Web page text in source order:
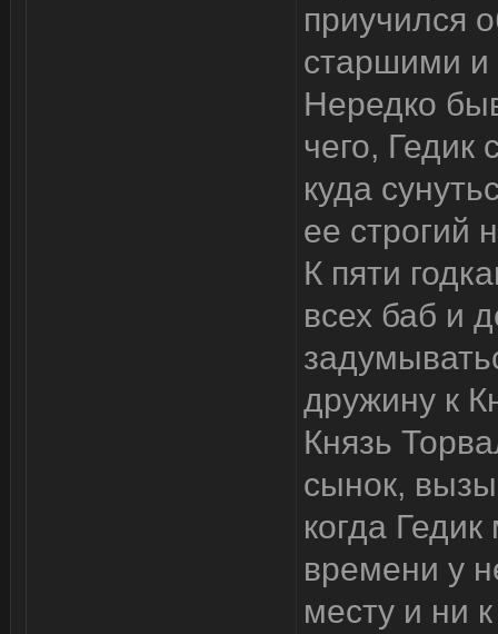
приучился
старшими и
Нередко
чего, Гедик
куда
ее строгий
К пяти
всех баб и
дружину к
Князь
сынок,
когда
времени у
месту и ни